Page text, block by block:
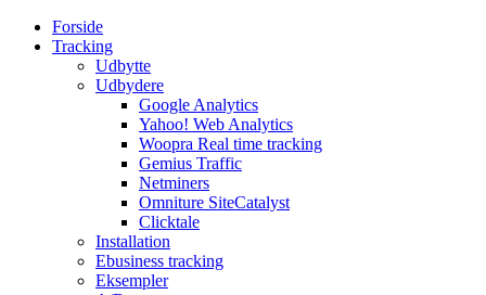
Forside
Tracking
Udbytte
Udbydere
Google Analytics
Yahoo! Web Analytics
Woopra Real time tracking
Gemius Traffic
Netminers
Omniture SiteCatalyst
Clicktale
Installation
Ebusiness tracking
Eksempler